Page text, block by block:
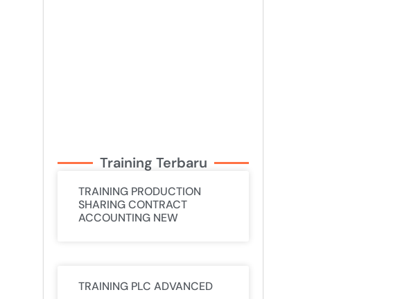
Training Terbaru
TRAINING PRODUCTION
SHARING CONTRACT
ACCOUNTING NEW
TRAINING PLC ADVANCED